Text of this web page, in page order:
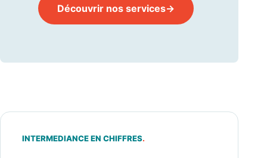
Découvrir nos services
INTERMEDIANCE EN CHIFFRES.